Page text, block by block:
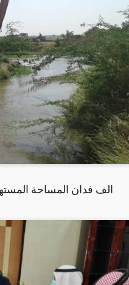
605 الف فدان المساحة